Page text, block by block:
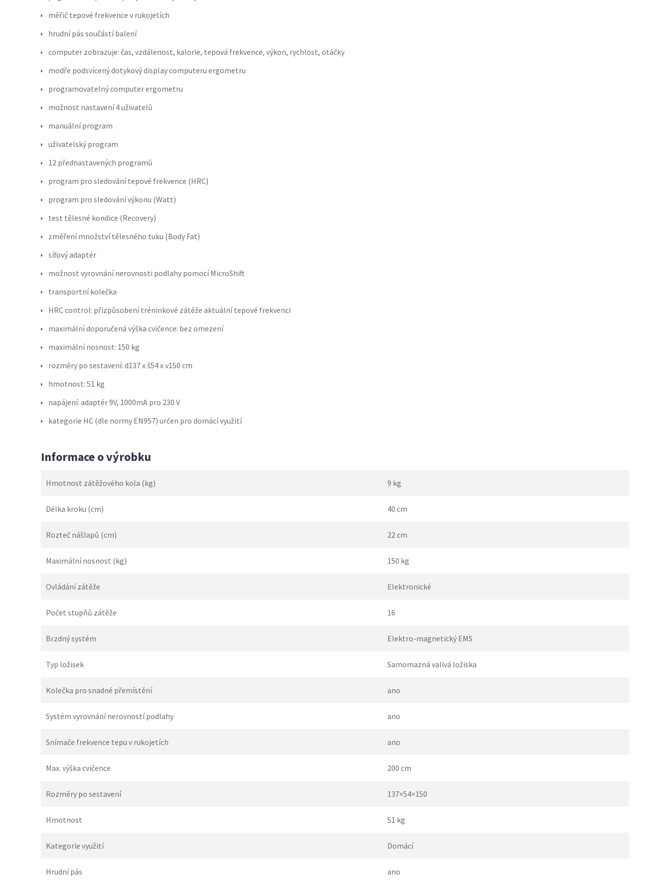
měřič tepové frekvence v rukojetích
hrudní pás součástí balení
computer zobrazuje: čas, vzdálenost, kalorie, tepová frekvence, výkon, rychlost, otáčky
modře podsvícený dotykový display computeru ergometru
programovatelný computer ergometru
možnost nastavení 4 uživatelů
manuální program
uživatelský program
12 přednastavených programů
program pro sledování tepové frekvence (HRC)
program pro sledování výkonu (Watt)
test tělesné kondice (Recovery)
změření množství tělesného tuku (Body Fat)
síťový adaptér
možnost vyrovnání nerovnosti podlahy pomocí MicroShift
transportní kolečka
HRC control: přizpůsobení tréninkové zátěže aktuální tepové frekvenci
maximální doporučená výška cvičence: bez omezení
maximální nosnost: 150 kg
rozměry po sestavení: d137 x š54 x v150 cm
hmotnost: 51 kg
napájení: adaptér 9V, 1000mA pro 230 V
kategorie HC (dle normy EN957) určen pro domácí využití
Informace o výrobku
Hmotnost zátěžového kola (kg) 9 kg
Délka kroku (cm) 40 cm
Rozteč nášlapů (cm) 22 cm
Maximální nosnost (kg) 150 kg
Ovládání zátěže Elektronické
Počet stupňů zátěže 16
Brzdný systém Elektro-magnetický EMS
Typ ložisek Samomazná valivá ložiska
Kolečka pro snadné přemístění ano
Systém vyrovnání nerovností podlahy ano
Snímače frekvence tepu v rukojetích ano
Max. výška cvičence 200 cm
Rozměry po sestavení 137×54×150
Hmotnost 51 kg
Kategorie využití Domácí
Hrudní pás ano